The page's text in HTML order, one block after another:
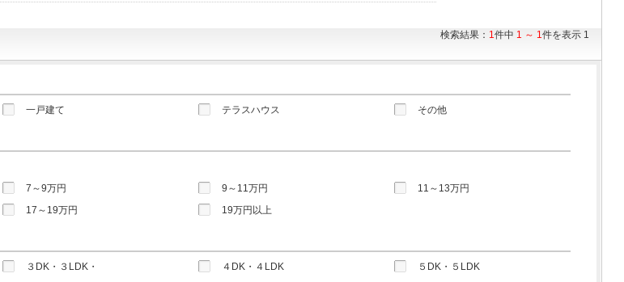
検索結果： 1件中 1 ～ 1件を表示 1
一戸建て テラスハウス その他
7～9万円 9～11万円
11～13万円
17～19万円 19万円以上
３DK・３LDK・ ４DK・４LDK
５DK・５LDK